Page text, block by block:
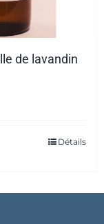
de lavandin
Détails